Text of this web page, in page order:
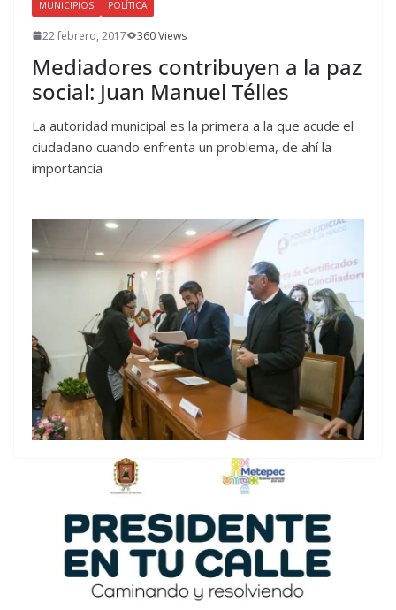
MUNICIPIOS POLÍTICA
22 febrero, 2017 360 Views
Mediadores contribuyen a la paz
social: Juan Manuel Télles
La autoridad municipal es la primera a la que acude el
ciudadano cuando enfrenta un problema, de ahí la
importancia